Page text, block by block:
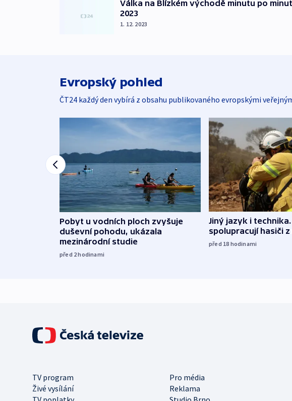
Válka na Blízkém východě minutu po
2023
1. 12. 2023
Evropský pohled
ČT24 každý den vybírá z obsahu publikovaného evropskými
Pobyt u vodních ploch zvyšuje
duševní pohodu, ukázala
mezinárodní studie
před 2hodinami
Jiný jazyk i technika.
spolupracují hasiči
před 18 hodinami
TV program
Pro média
Živé vysílání
Reklama